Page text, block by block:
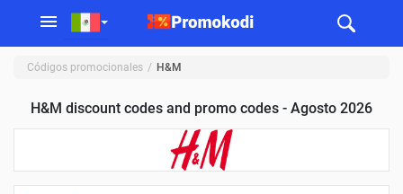
Códigos promocionales H&M
H&M discount codes and promo codes - Agosto 2026